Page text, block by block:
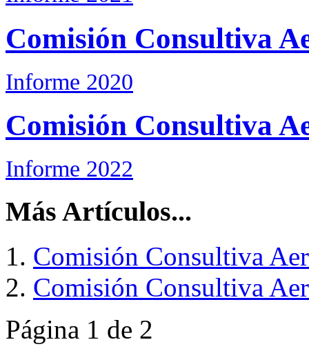
Comisión Consultiva
Informe 2020
Comisión Consultiva
Informe 2022
Más Artículos...
Comisión Consultiva
Comisión Consultiva
Página 1 de 2